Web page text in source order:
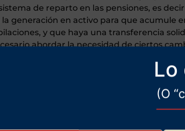
Lo
(O
de reparto en las pensiones, es
la generación en activo para que acumule
y que haya una transferencia
abordar la necesidad de ciertos
bien, estos cambios no tienen por qué
no deben ser así; no debemos caer en
como una de las partes del sistema.
privadas han naufragado en Chile
del 90 % de los jubilados chilenos, o el